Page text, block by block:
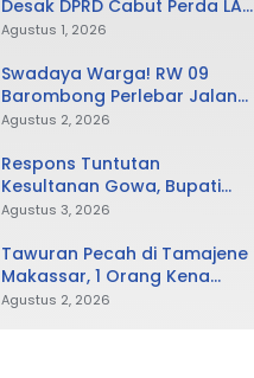
Desak DPRD Cabut Perda LAD,
Istana Balla Lompoa Diminta
Agustus 1, 2026
Swadaya Warga! RW 09
Barombong Perlebar Jalan
Lingkungan, Minta Pemkot Tak
Agustus 2, 2026
Respons Tuntutan
Kesultanan Gowa, Bupati
Husniah Buka Peluang
Direvisi Bahkan Diganti
Agustus 3, 2026
Tawuran Pecah di Tamajene
Makassar, 1 Orang Kena
Busur dan Motor Dibakar
Agustus 2, 2026